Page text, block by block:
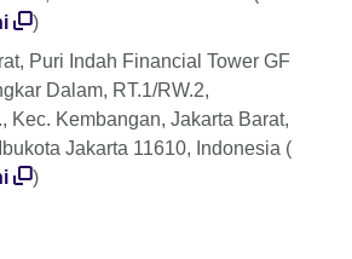
)
Puri Indah Financial Tower GF
Dalam, RT.1/RW.2,
Kec. Kembangan, Jakarta Barat,
Jakarta 11610, Indonesia (
)